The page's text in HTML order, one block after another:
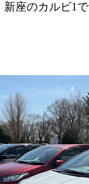
新座のカルビ1